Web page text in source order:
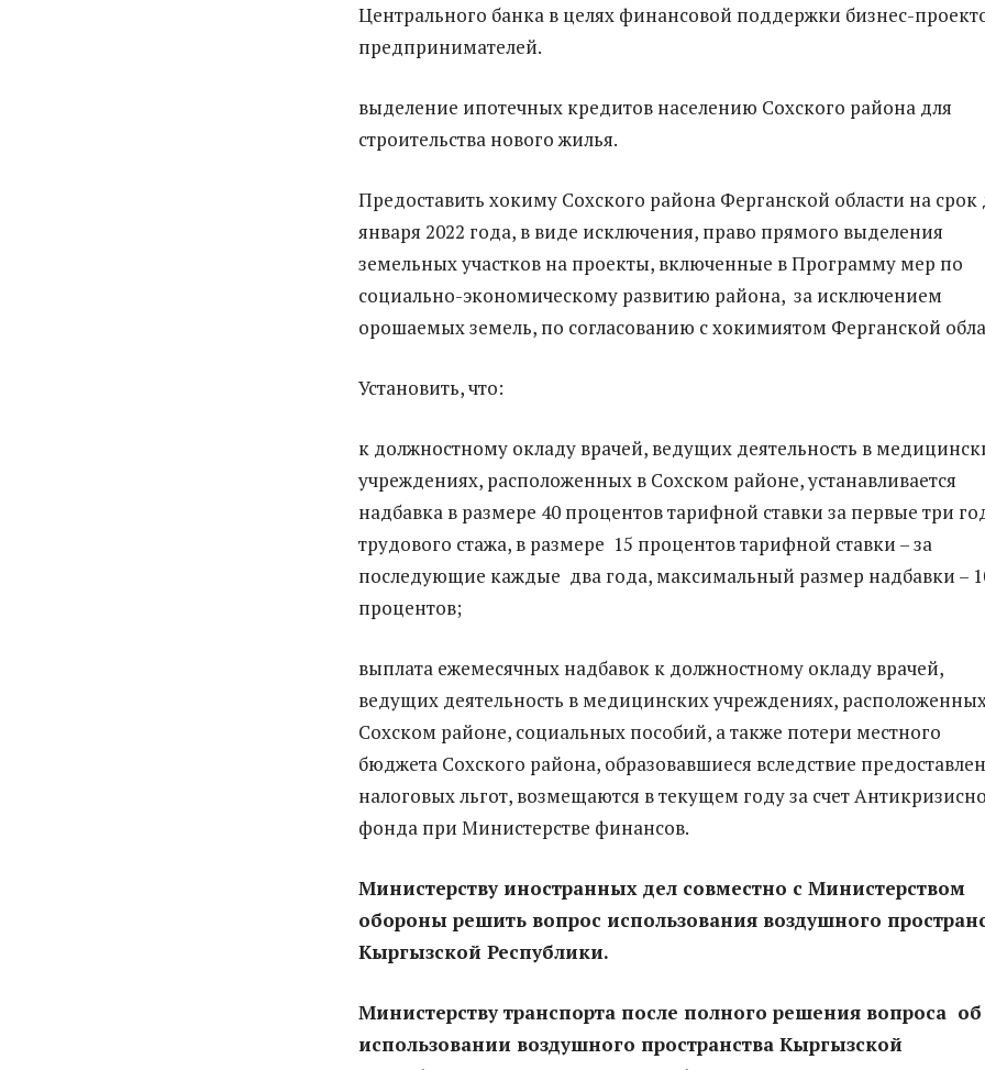
Центрального банка в целях финансовой поддержки бизнес-
предпринимателей.
выделение ипотечных кредитов населению Сохского района для
строительства нового жилья.
Предоставить хокиму Сохского района Ферганской области на срок
января 2022 года, в виде исключения, право прямого выделения
земельных участков на проекты, включенные в Программу мер по
социально-экономическому развитию района, за исключением
орошаемых земель, по согласованию с хокимиятом Ферганской
Установить, что:
к должностному окладу врачей, ведущих деятельность в
учреждениях, расположенных в Сохском районе, устанавливается
надбавка в размере 40 процентов тарифной ставки за первые три
трудового стажа, в размере 15 процентов тарифной ставки – за
последующие каждые два года, максимальный размер надбавки –
процентов;
выплата ежемесячных надбавок к должностному окладу врачей,
ведущих деятельность в медицинских учреждениях,
Сохском районе, социальных пособий, а также потери местного
бюджета Сохского района, образовавшиеся вследствие
налоговых льгот, возмещаются в текущем году за счет
фонда при Министерстве финансов.
Министерству иностранных дел совместно с Министерством
обороны решить вопрос использования воздушного
Кыргызской Республики.
Министерству транспорта после полного решения вопроса об
использовании воздушного пространства Кыргызской